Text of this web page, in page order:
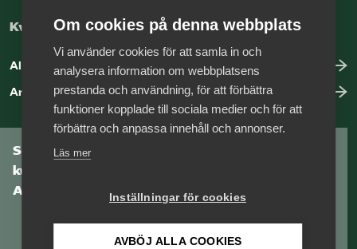
Kvalitetssäkring med vår auktorisation
Allt om auktorisation
Anmäl brister hos ett medlemsföretag
Som medlem har du tillgång till vår digitala
kunskapsbank
Arbetsgivarguiden
Om cookies på denna webbplats
Vi använder cookies för att samla in och
analysera information om webbplatsens
prestanda och användning, för att förbättra
funktioner kopplade till sociala medier och för att
förbättra och anpassa innehåll och annonser.
Läs mer
Inställningar för cookies
AVBÖJ ALLA COOKIES